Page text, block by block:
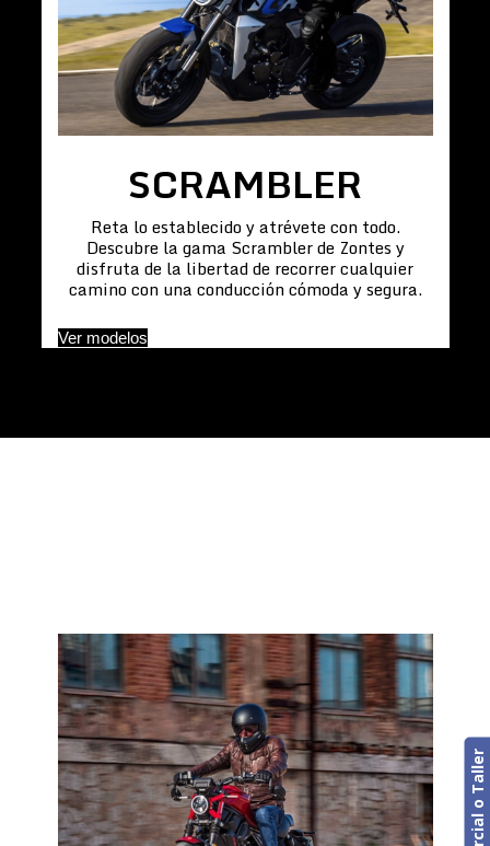
SCRAMBLER
Reta lo establecido y atrévete con todo.
Descubre la gama Scrambler de Zontes y
disfruta de la libertad de recorrer cualquier
camino con una conducción cómoda y segura.
Ver modelos